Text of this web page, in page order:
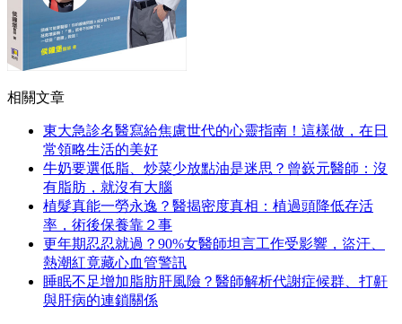
相關文章
東大急診名醫寫給焦慮世代的心靈指南！這樣做，在日
常領略生活的美好
牛奶要選低脂、炒菜少放點油是迷思？曾嶔元醫師：沒
有脂肪，就沒有大腦
植髮真能一勞永逸？醫揭密度真相：植過頭降低存活
率，術後保養靠２事
更年期忍忍就過？90%女醫師坦言工作受影響，盜汗、
熱潮紅竟藏心血管警訊
睡眠不足增加脂肪肝風險？醫師解析代謝症候群、打鼾
與肝病的連鎖關係